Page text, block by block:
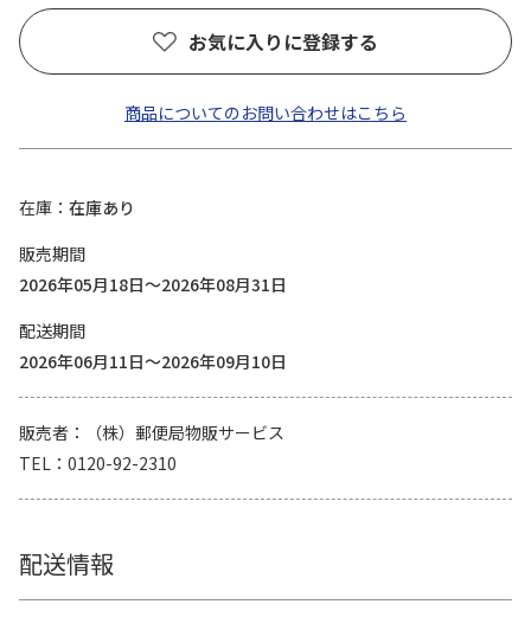
お気に入りに登録する
商品についてのお問い合わせはこちら
在庫
在庫あり
販売期間
2026年05月18日～2026年08月31日
配送期間
2026年06月11日～2026年09月10日
販売者
（株）郵便局物販サービス
TEL
0120-92-2310
配送情報